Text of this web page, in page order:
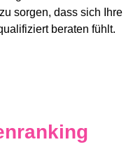
sorgen, dass sich Ihre
beraten fühlt.